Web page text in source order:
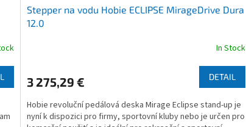
Stepper na vodu Hobie ECLIPSE MirageDrive Dura
12.0
rating
4,7
out
In Stock
3 275,29 € DETAIL
Hobie revoluční pedálová deska Mirage Eclipse stand-up je
nyní k dispozici pro firmy, sportovní kluby nebo je určen pro